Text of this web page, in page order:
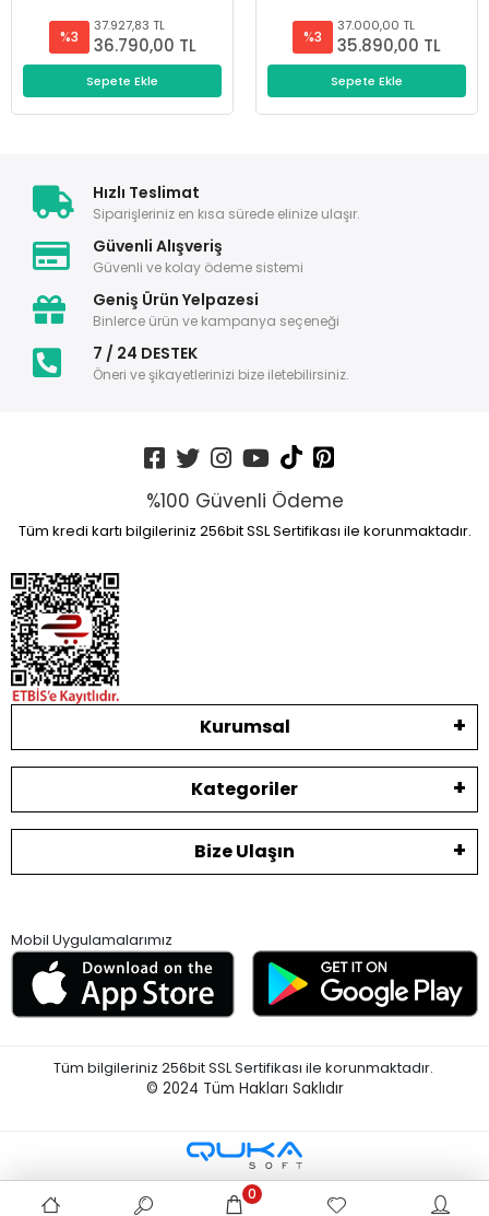
%3
37.927,83 TL
36.790,00 TL
Sepete Ekle
%3
37.000,00 TL
35.890,00 TL
Sepete Ekle
Hızlı Teslimat
Siparişleriniz en kısa sürede elinize ulaşır.
Güvenli Alışveriş
Güvenli ve kolay ödeme sistemi
Geniş Ürün Yelpazesi
Binlerce ürün ve kampanya seçeneği
7 / 24 DESTEK
Öneri ve şikayetlerinizi bize iletebilirsiniz.
%100 Güvenli Ödeme
Tüm kredi kartı bilgileriniz 256bit SSL Sertifikası ile korunmaktadır.
Kurumsal
Kategoriler
Bize Ulaşın
Mobil Uygulamalarımız
Tüm bilgileriniz 256bit SSL Sertifikası ile korunmaktadır.
© 2024 Tüm Hakları Saklıdır
0